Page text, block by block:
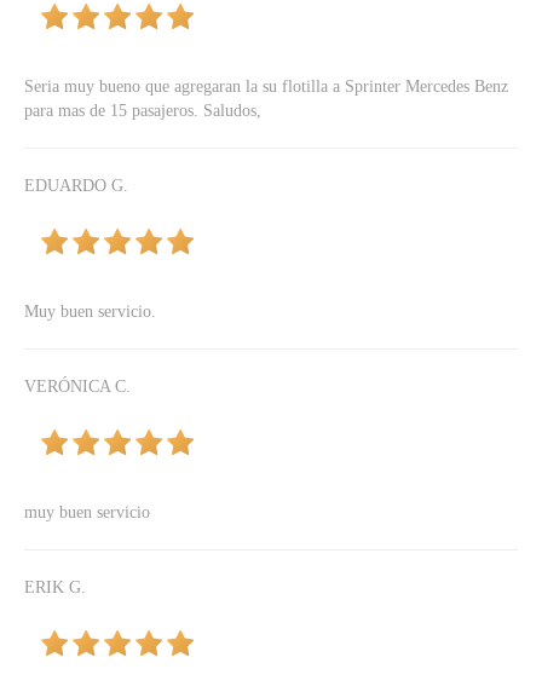
Seria muy bueno que agregaran la su flotilla a Sprinter Mercedes Benz
para mas de 15 pasajeros. Saludos,
EDUARDO G.
Muy buen servicio.
VERÓNICA C.
muy buen servicio
ERIK G.